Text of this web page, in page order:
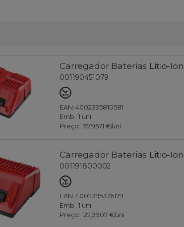
Carregador Baterias Litio-
001190451079
EAN: 4002395810581
Emb.:1 uni
Preço: 157,9571 €/uni
Carregador Baterias Litio-
001191800002
EAN: 4002395376179
Emb.:1 uni
Preço: 122,9907 €/uni